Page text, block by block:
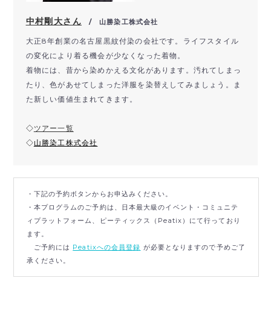
中村剛大さん / 山勝染工株式会社
大正8年創業の名古屋黒紋付染の会社です。ライフスタイル
の変化により着る機会が少なくなった着物。
着物には、昔から染めかえる文化があります。汚れてしまっ
たり、色があせてしまった洋服を染替えしてみましょう。ま
た新しい価値生まれてきます。
◇ツアー一覧
◇山勝染工株式会社
・下記の予約ボタンからお申込みください。
・本プログラムのご予約は、日本最大級のイベント・コミュニテ
ィプラットフォーム、ピーティックス（Peatix）にて行っており
ます。
ご予約には Peatixへの会員登録 が必要となりますので予めご了
承ください。